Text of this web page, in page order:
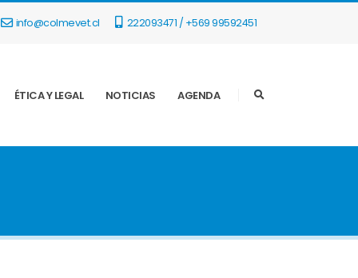
info@colmevet.cl 222093471 / +569 99592451
ÉTICA Y LEGAL NOTICIAS AGENDA